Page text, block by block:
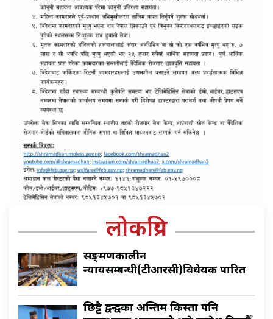
लोकप्रिय
सङ्क्रमणकालीन
न्यायसम्बन्धी(टीआरसी)विधेयक पारित
छिट्टै द्वन्द्वका अन्तिम किस्ता पनि